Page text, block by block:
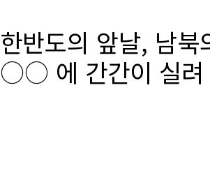
한반도의 앞날, 남
○○ 에 간간이 실려